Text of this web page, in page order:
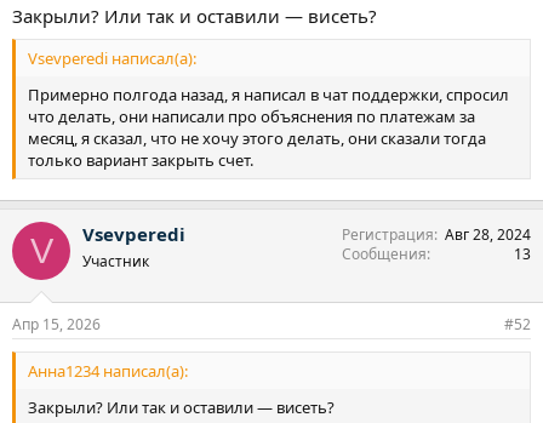
Закрыли? Или так и оставили — висеть?
Vsevperedi написал(а):
Примерно полгода назад, я написал в чат поддержки, спросил
что делать, они написали про объяснения по платежам за
месяц, я сказал, что не хочу этого делать, они сказали тогда
только вариант закрыть счет.
V Vsevperedi
Участник
Регистрация Авг 28, 2024
Сообщения
13
Апр 15, 2026 #52
Анна1234 написал(а):
Закрыли? Или так и оставили — висеть?